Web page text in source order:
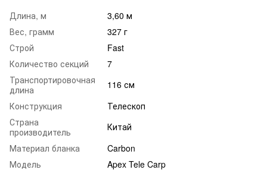
Длина, м
3,60 м
Вес, грамм
327 г
Строй
Fast
Количество секций
7
Транспортировочная
длина
116 см
Конструкция
Телескоп
Страна
производитель
Китай
Материал бланка
Carbon
Модель
Apex Tele Carp